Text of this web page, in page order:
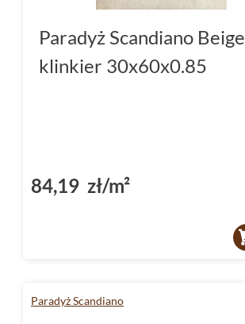
Paradyż Scandiano Beige
klinkier 30x60x0.85
84,19 zł/m²
Paradyż Scandiano